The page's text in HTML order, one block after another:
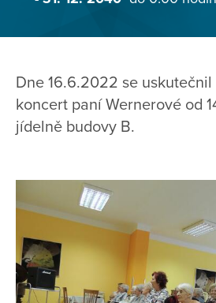
Dne 16.6.2022 se
koncert paní Wernerové od
jídelně budovy B.